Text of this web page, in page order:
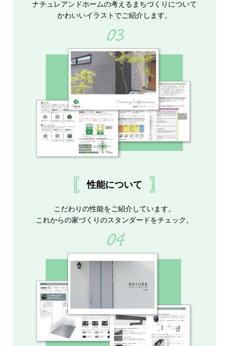
ナチュレアンドホームの考えるまちづくりについて
かわいいイラストでご紹介します。
03
性能について
こだわりの性能をご紹介しています。
これからの家づくりのスタンダードをチェック。
04